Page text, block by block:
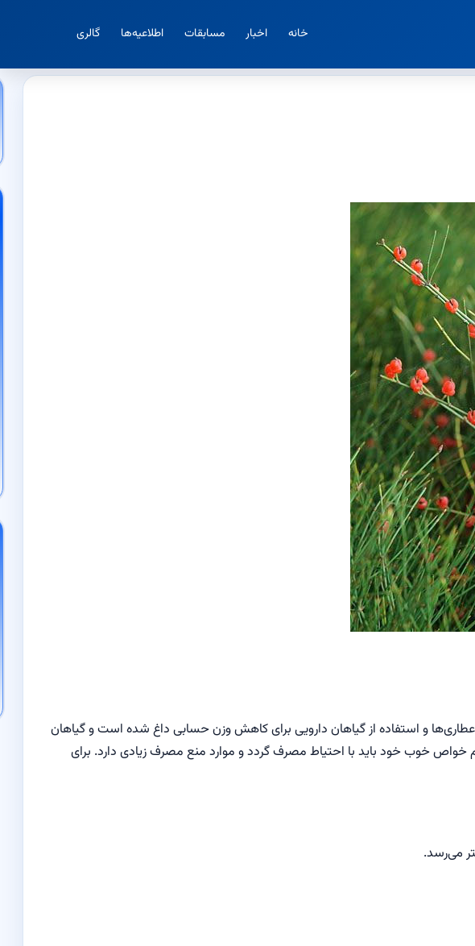
خانه اخبار مسابقات اطلاعیه‌ها گالری
عطاری‌ها و استفاده از گیاهان دارویی برای کاهش وزن حسابی داغ شده است و گیاهان
خواص خوب خود باید با احتیاط مصرف گردد و موارد منع مصرف زیادی دارد. برای
می‌رسد.